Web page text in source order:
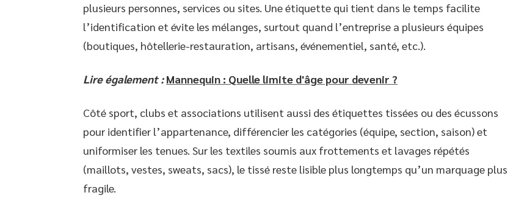
plusieurs personnes, services ou sites. Une étiquette qui tient dans le temps facilite
l’identification et évite les mélanges, surtout quand l’entreprise a plusieurs équipes
(boutiques, hôtellerie-restauration, artisans, événementiel, santé, etc.).
Lire également : Mannequin : Quelle limite d'âge pour devenir ?
Côté sport, clubs et associations utilisent aussi des étiquettes tissées ou des écussons
pour identifier l’appartenance, différencier les catégories (équipe, section, saison) et
uniformiser les tenues. Sur les textiles soumis aux frottements et lavages répétés
(maillots, vestes, sweats, sacs), le tissé reste lisible plus longtemps qu’un marquage plus
fragile.